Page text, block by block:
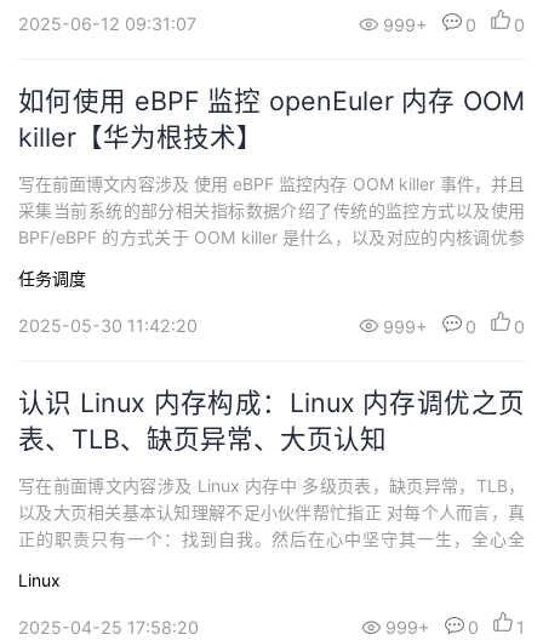
^_^使用 BPF 分析 Linux 内...
2025-06-12 09:31:07 999+ 0 0
如何使用 eBPF 监控 openEuler 内存 OOM
killer【华为根技术】
写在前面博文内容涉及 使用 eBPF 监控内存 OOM killer 事件，并且
采集当前系统的部分相关指标数据介绍了传统的监控方式以及使用
BPF/eBPF 的方式关于 OOM killer 是什么，以及对应的内核调优参
得，托遗响于悲风 —《赤壁赋》持续分享技术干货，感兴趣小伙伴
可以关注下 ^_^下面实验用的 Linux 环...
任务调度
2025-05-30 11:42:20 999+ 0 0
认识 Linux 内存构成：Linux 内存调优之页
表、TLB、缺页异常、大页认知
写在前面博文内容涉及 Linux 内存中 多级页表，缺页异常，TLB，
以及大页相关基本认知理解不足小伙伴帮忙指正 对每个人而言，真
正的职责只有一个：找到自我。然后在心中坚守其一生，全心全
对大众理想的懦弱回归，是随波逐流，是对内心的恐惧 ——赫尔曼·
黑塞《德米安》认识 Linux 内存构成：Linux 内存调优之页表、TL
Linux
2025-04-25 17:58:20 999+ 0 1